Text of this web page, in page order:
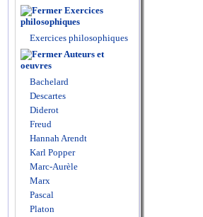
Exercices
philosophiques
Exercices philosophiques
Auteurs et
oeuvres
Bachelard
Descartes
Diderot
Freud
Hannah Arendt
Karl Popper
Marc-Aurèle
Marx
Pascal
Platon